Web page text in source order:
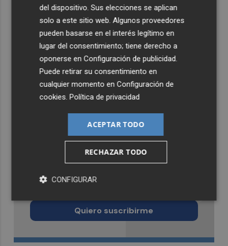
Recibe toda la actualidad de
Quiero suscribirme
del dispositivo. Sus elecciones se aplican
solo a este sitio web. Algunos proveedores
pueden basarse en el interés legítimo en
lugar del consentimiento; tiene derecho a
oponerse enConfiguración de publicidad.
Puede retirar su consentimiento en
cualquier momento enConfiguración de
cookies.Política de privacidad
ACEPTAR TODO
RECHAZAR TODO
CONFIGURAR